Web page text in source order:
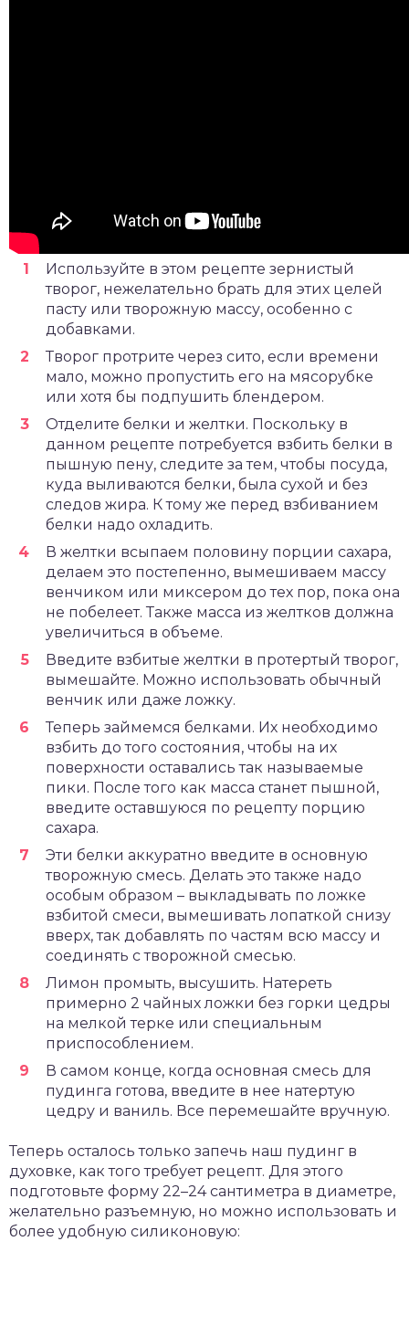
Используйте в этом рецепте зернистый
творог, нежелательно брать для этих целей
пасту или творожную массу, особенно с
добавками.
Творог протрите через сито, если времени
мало, можно пропустить его на мясорубке
или хотя бы подпушить блендером.
Отделите белки и желтки. Поскольку в
данном рецепте потребуется взбить белки в
пышную пену, следите за тем, чтобы посуда,
куда выливаются белки, была сухой и без
следов жира. К тому же перед взбиванием
белки надо охладить.
В желтки всыпаем половину порции сахара,
делаем это постепенно, вымешиваем массу
венчиком или миксером до тех пор, пока она
не побелеет. Также масса из желтков должна
увеличиться в объеме.
Введите взбитые желтки в протертый творог,
вымешайте. Можно использовать обычный
венчик или даже ложку.
Теперь займемся белками. Их необходимо
взбить до того состояния, чтобы на их
поверхности оставались так называемые
пики. После того как масса станет пышной,
введите оставшуюся по рецепту порцию
сахара.
Эти белки аккуратно введите в основную
творожную смесь. Делать это также надо
особым образом – выкладывать по ложке
взбитой смеси, вымешивать лопаткой снизу
вверх, так добавлять по частям всю массу и
соединять с творожной смесью.
Лимон промыть, высушить. Натереть
примерно 2 чайных ложки без горки цедры
на мелкой терке или специальным
приспособлением.
В самом конце, когда основная смесь для
пудинга готова, введите в нее натертую
цедру и ваниль. Все перемешайте вручную.
Теперь осталось только запечь наш пудинг в
духовке, как того требует рецепт. Для этого
подготовьте форму 22–24 сантиметра в диаметре,
желательно разъемную, но можно использовать и
более удобную силиконовую: